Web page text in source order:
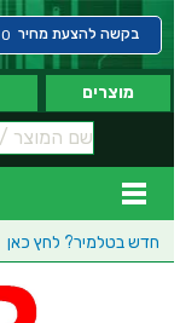
בקשה להצעת מחיר 0
מוצרים
חדש בטלמיר? לחץ כאן